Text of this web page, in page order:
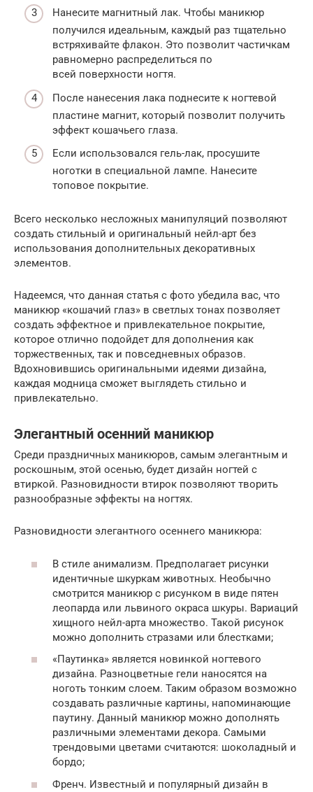
Нанесите магнитный лак. Чтобы маникюр
получился идеальным, каждый раз тщательно
встряхивайте флакон. Это позволит частичкам
равномерно распределиться по
всей поверхности ногтя.
После нанесения лака поднесите к ногтевой
пластине магнит, который позволит получить
эффект кошачьего глаза.
Если использовался гель-лак, просушите
ноготки в специальной лампе. Нанесите
топовое покрытие.
Всего несколько несложных манипуляций позволяют
создать стильный и оригинальный нейл-арт без
использования дополнительных декоративных
элементов.
Надеемся, что данная статья с фото убедила вас, что
маникюр «кошачий глаз» в светлых тонах позволяет
создать эффектное и привлекательное покрытие,
которое отлично подойдет для дополнения как
торжественных, так и повседневных образов.
Вдохновившись оригинальными идеями дизайна,
каждая модница сможет выглядеть стильно и
привлекательно.
Элегантный осенний маникюр
Среди праздничных маникюров, самым элегантным и
роскошным, этой осенью, будет дизайн ногтей с
втиркой. Разновидности втирок позволяют творить
разнообразные эффекты на ногтях.
Разновидности элегантного осеннего маникюра:
В стиле анимализм. Предполагает рисунки
идентичные шкуркам животных. Необычно
смотрится маникюр с рисунком в виде пятен
леопарда или львиного окраса шкуры. Вариаций
хищного нейл-арта множество. Такой рисунок
можно дополнить стразами или блестками;
«Паутинка» является новинкой ногтевого
дизайна. Разноцветные гели наносятся на
ноготь тонким слоем. Таким образом возможно
создавать различные картины, напоминающие
паутину. Данный маникюр можно дополнять
различными элементами декора. Самыми
трендовыми цветами считаются: шоколадный и
бордо;
Френч. Известный и популярный дизайн в